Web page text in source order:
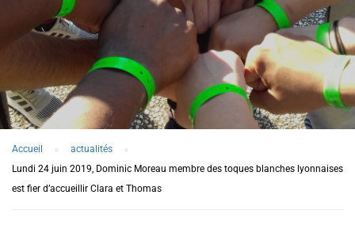
Accueil
actualités
Lundi 24 juin 2019, Dominic Moreau membre des toques blanches lyonnaises
est fier d’accueillir Clara et Thomas